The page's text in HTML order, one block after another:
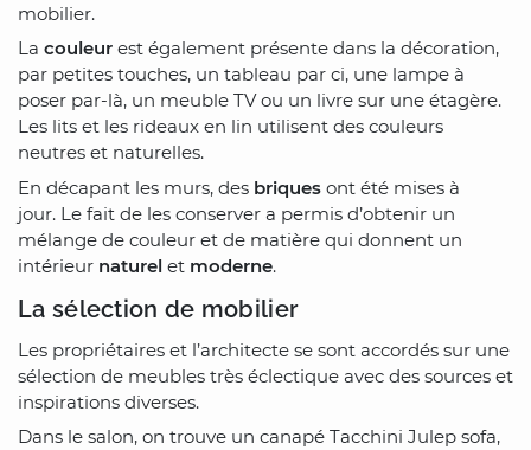
mobilier.
La couleur est également présente dans la décoration,
par petites touches, un tableau par ci, une lampe à
poser par-là, un meuble TV ou un livre sur une étagère.
Les lits et les rideaux en lin utilisent des couleurs
neutres et naturelles.
En décapant les murs, des briques ont été mises à
jour. Le fait de les conserver a permis d’obtenir un
mélange de couleur et de matière qui donnent un
intérieur naturel et moderne.
La sélection de mobilier
Les propriétaires et l’architecte se sont accordés sur une
sélection de meubles très éclectique avec des sources et
inspirations diverses.
Dans le salon, on trouve un canapé Tacchini Julep sofa,